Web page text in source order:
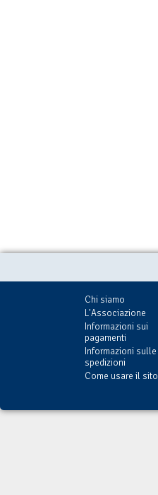
Chi siamo
L'Associazione
Informazioni sui
pagamenti
Informazioni sulle
spedizioni
Come usare il sito